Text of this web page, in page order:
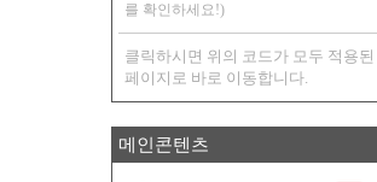
를 확인하세요!)
클릭하시면 위의 코드가 모두 적용
페이지로 바로 이동합니다.
메인콘텐츠